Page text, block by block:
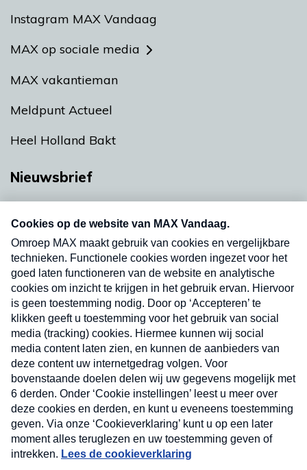
Instagram MAX Vandaag
MAX op sociale media
MAX vakantieman
Meldpunt Actueel
Heel Holland Bakt
Nieuwsbrief
nieuwsbrief. Elke vrijdag- en dinsdagochtend in
uw mailbox.
Verzend
Nieuwsbrief
Neem hier een gratis abonnement op onze
nieuwsbrief. Elke vrijdag- en dinsdagochtend in uw